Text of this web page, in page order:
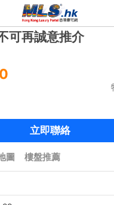
費業主放盤 | 業主刪除樓盤
論壇 刊登廣告
5896